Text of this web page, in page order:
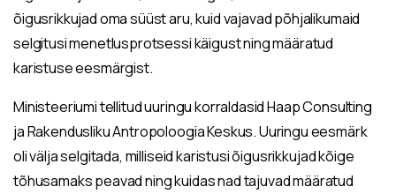
õigusrikkujad oma süüst aru, kuid vajavad põhjalikumaid
selgitusi menetlusprotsessi käigust ning määratud
karistuse eesmärgist.
Ministeeriumi tellitud uuringu korraldasid Haap Consulting
ja Rakendusliku Antropoloogia Keskus. Uuringu eesmärk
oli välja selgitada, milliseid karistusi õigusrikkujad kõige
tõhusamaks peavad ning kuidas nad tajuvad määratud